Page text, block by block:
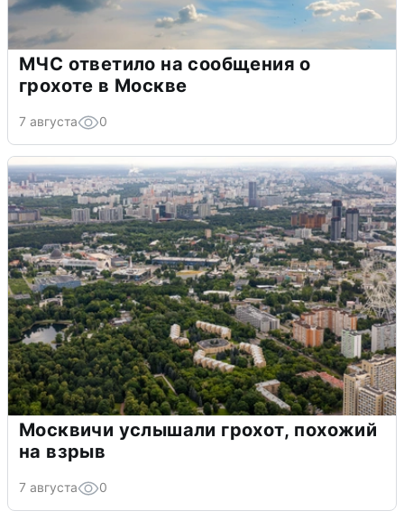
МЧС ответило на сообщения о
грохоте в Москве
7 августа 0
Москвичи услышали грохот, похожий
на взрыв
7 августа 0